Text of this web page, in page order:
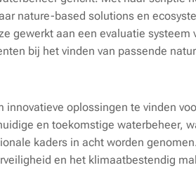
nature-based solutions en
gewerkt aan een evaluatie systeem
bij het vinden van passende
innovatieve oplossingen te vinden
en toekomstige waterbeheer,
kaders in acht worden
en het klimaatbestendig